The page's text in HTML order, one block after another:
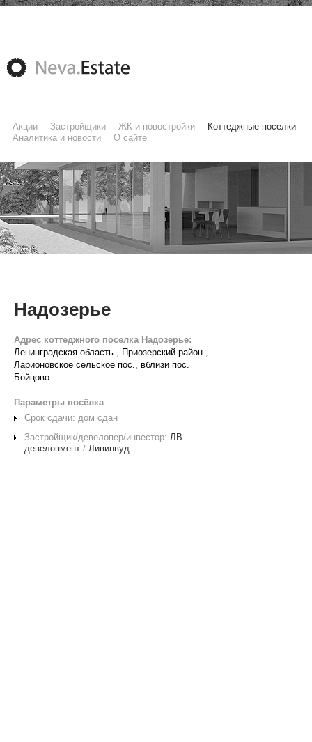
Акции Застройщики ЖК и новостройки
Коттеджные поселки
Аналитика и новости
О сайте
Надозерье
Адрес коттеджного поселка Надозерье:
Ленинградская область , Приозерский район ,
Ларионовское сельское пос., вблизи пос.
Бойцово
Параметры посёлка
Срок сдачи: дом сдан
Застройщик/девелопер/инвестор: ЛВ-
девелопмент / Ливинвуд